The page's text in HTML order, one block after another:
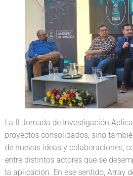
La II Jornada de Investigación
proyectos consolidados, sino
de nuevas ideas y colaboraciones,
entre distintos actores que se
la aplicación. En ese sentido, Array